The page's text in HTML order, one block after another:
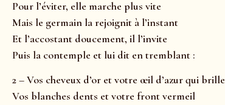
Pour l’éviter, elle marche plus vite
Mais le germain la rejoignit à l’instant
Et l’accostant doucement, il l’invite
Puis la contemple et lui dit en tremblant :
2 – Vos cheveux d’or et votre œil d’azur qui brille
Vos blanches dents et votre front vermeil